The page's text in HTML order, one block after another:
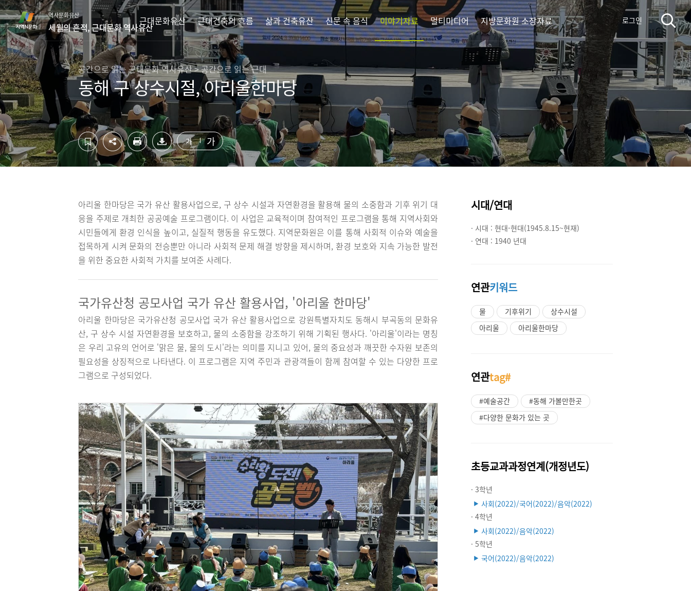
컨
텐
츠
영
역
바
로
가
기
하
단
영
역
바
로
가
기
역사문화유산
세월의 흔적, 근대문화 역사유산
근대문화유산 근대건축의 흐름 삶과 건축유산 신문 속 음식 이야기자료 멀티미디어 지방문화원 소장자료 로그인
공간으로 읽는 근대문화 역사유산 > 공간으로 읽는 근대
동해 구 상수시절, 아리울한마당
가 가
아리울 한마당은 국가 유산 활용사업으로, 구 상수 시설과 자연환경을 활용해 물의 소중함과 기후 위기 대
응을 주제로 개최한 공공예술 프로그램이다. 이 사업은 교육적이며 참여적인 프로그램을 통해 지역사회와
시민들에게 환경 인식을 높이고, 실질적 행동을 유도했다. 지역문화원은 이를 통해 사회적 이슈와 예술을
접목하게 시켜 문화의 전승뿐만 아니라 사회적 문제 해결 방향을 제시하며, 환경 보호와 지속 가능한 발전
을 위한 중요한 사회적 가치를 보여준 사례다.
국가유산청 공모사업 국가 유산 활용사업, '아리울 한마당'
아리울 한마당은 국가유산청 공모사업 국가 유산 활용사업으로 강원특별자치도 동해시 부곡동의 문화유
산, 구 상수 시설 자연환경을 보호하고, 물의 소중함을 강조하기 위해 기획된 행사다. '아리울'이라는 명칭
은 우리 고유의 언어로 '맑은 물, 물의 도시'라는 의미를 지니고 있어, 물의 중요성과 깨끗한 수자원 보존의
필요성을 상징적으로 나타낸다. 이 프로그램은 지역 주민과 관광객들이 함께 참여할 수 있는 다양한 프로
그램으로 구성되었다.
시대/연대
· 시대 : 현대-현대(1945.8.15~현재)
· 연대 : 1940 년대
연관키워드
물 기후위기
상수시설
아리울
아리울한마당
연관tag#
#예술공간
#동해 가볼만한곳
#다양한 문화가 있는 곳
초등교과과정연계(개정년도)
· 3학년
▶ 사회(2022)/국어(2022)/음악(2022)
· 4학년
▶ 사회(2022)/음악(2022)
· 5학년
▶ 국어(2022)/음악(2022)